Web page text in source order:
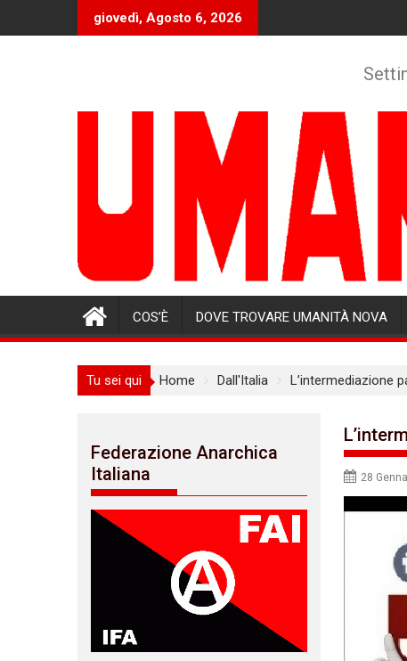
giovedì, Agosto 6, 2026
COS’È DOVE TROVARE UMANITÀ NOVA
Tu sei qui Home Dall'Italia L’intermediazione
28
Federazione Anarchica
Italiana